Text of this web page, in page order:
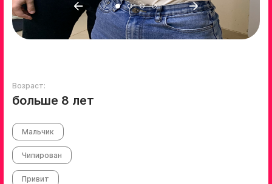
Возраст:
больше 8 лет
Мальчик
Чипирован
Привит